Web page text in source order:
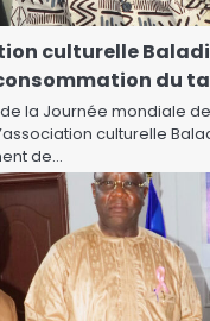
culturelle
du
la Journée mondiale
culturelle
de…